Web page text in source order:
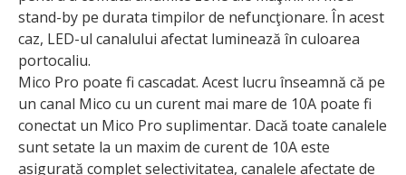
stand-by pe durata timpilor de nefuncţionare. În acest
caz, LED-ul canalului afectat luminează în culoarea
portocaliu.
Mico Pro poate fi cascadat. Acest lucru înseamnă că pe
un canal Mico cu un curent mai mare de 10A poate fi
conectat un Mico Pro suplimentar. Dacă toate canalele
sunt setate la un maxim de curent de 10A este
asigurată complet selectivitatea, canalele afectate de